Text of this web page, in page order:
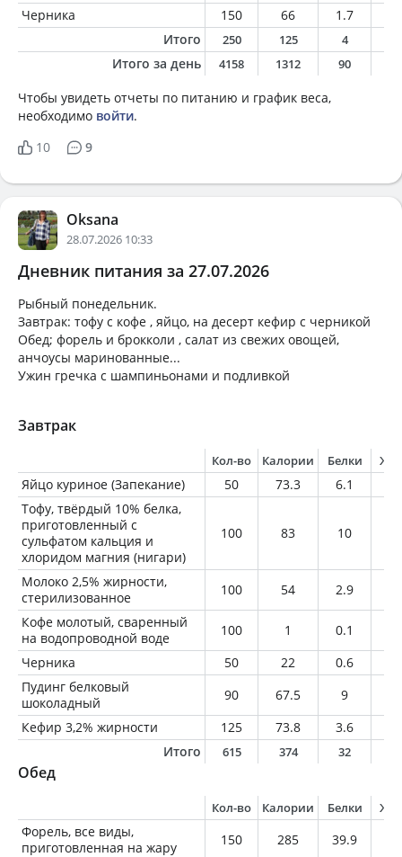
Черника
150 66 1.7
Итого
250 125 4
Итого за день 4158 1312 90
Чтобы увидеть отчеты по питанию и график веса,
необходимо войти.
10
9
Oksana
28.07.2026 10:33
Дневник питания за 27.07.2026
Рыбный понедельник.
Завтрак: тофу с кофе , яйцо, на десерт кефир с черникой
Обед; форель и брокколи , салат из свежих овощей,
анчоусы маринованные...
Ужин гречка с шампиньонами и подливкой
Завтрак
Кол-во Калории Белки
Яйцо куриное (Запекание) 50 73.3 6.1
Тофу, твёрдый 10% белка,
приготовленный с
сульфатом кальция и
хлоридом магния (нигари)
100 83 10
Молоко 2,5% жирности,
стерилизованное
100 54 2.9
Кофе молотый, сваренный
на водопроводной воде
100 1 0.1
Черника
50 22 0.6
Пудинг белковый
шоколадный
90 67.5 9
Кефир 3,2% жирности
125 73.8 3.6
Итого
615 374 32
Обед
Кол-во Калории Белки
Форель, все виды,
приготовленная на жару
150 285 39.9